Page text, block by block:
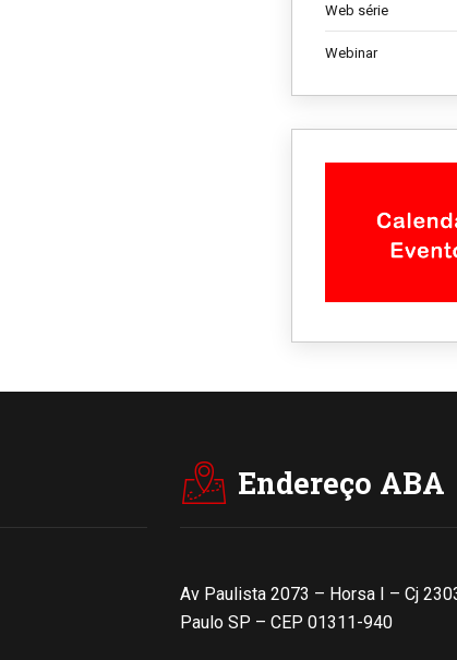
Web série
Webinar
Endereço ABA
Av Paulista 2073 – Horsa I – Cj
Paulo SP – CEP 01311-940